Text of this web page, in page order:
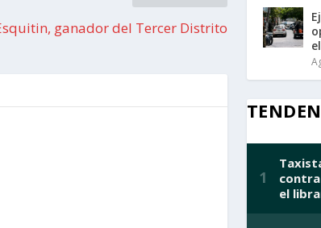
ganador del Tercer Distrito